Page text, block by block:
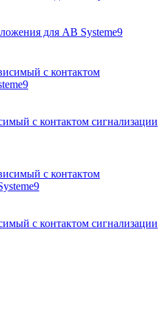
для АВ Systeme9
с контактом сигнализации
с контактом сигнализации